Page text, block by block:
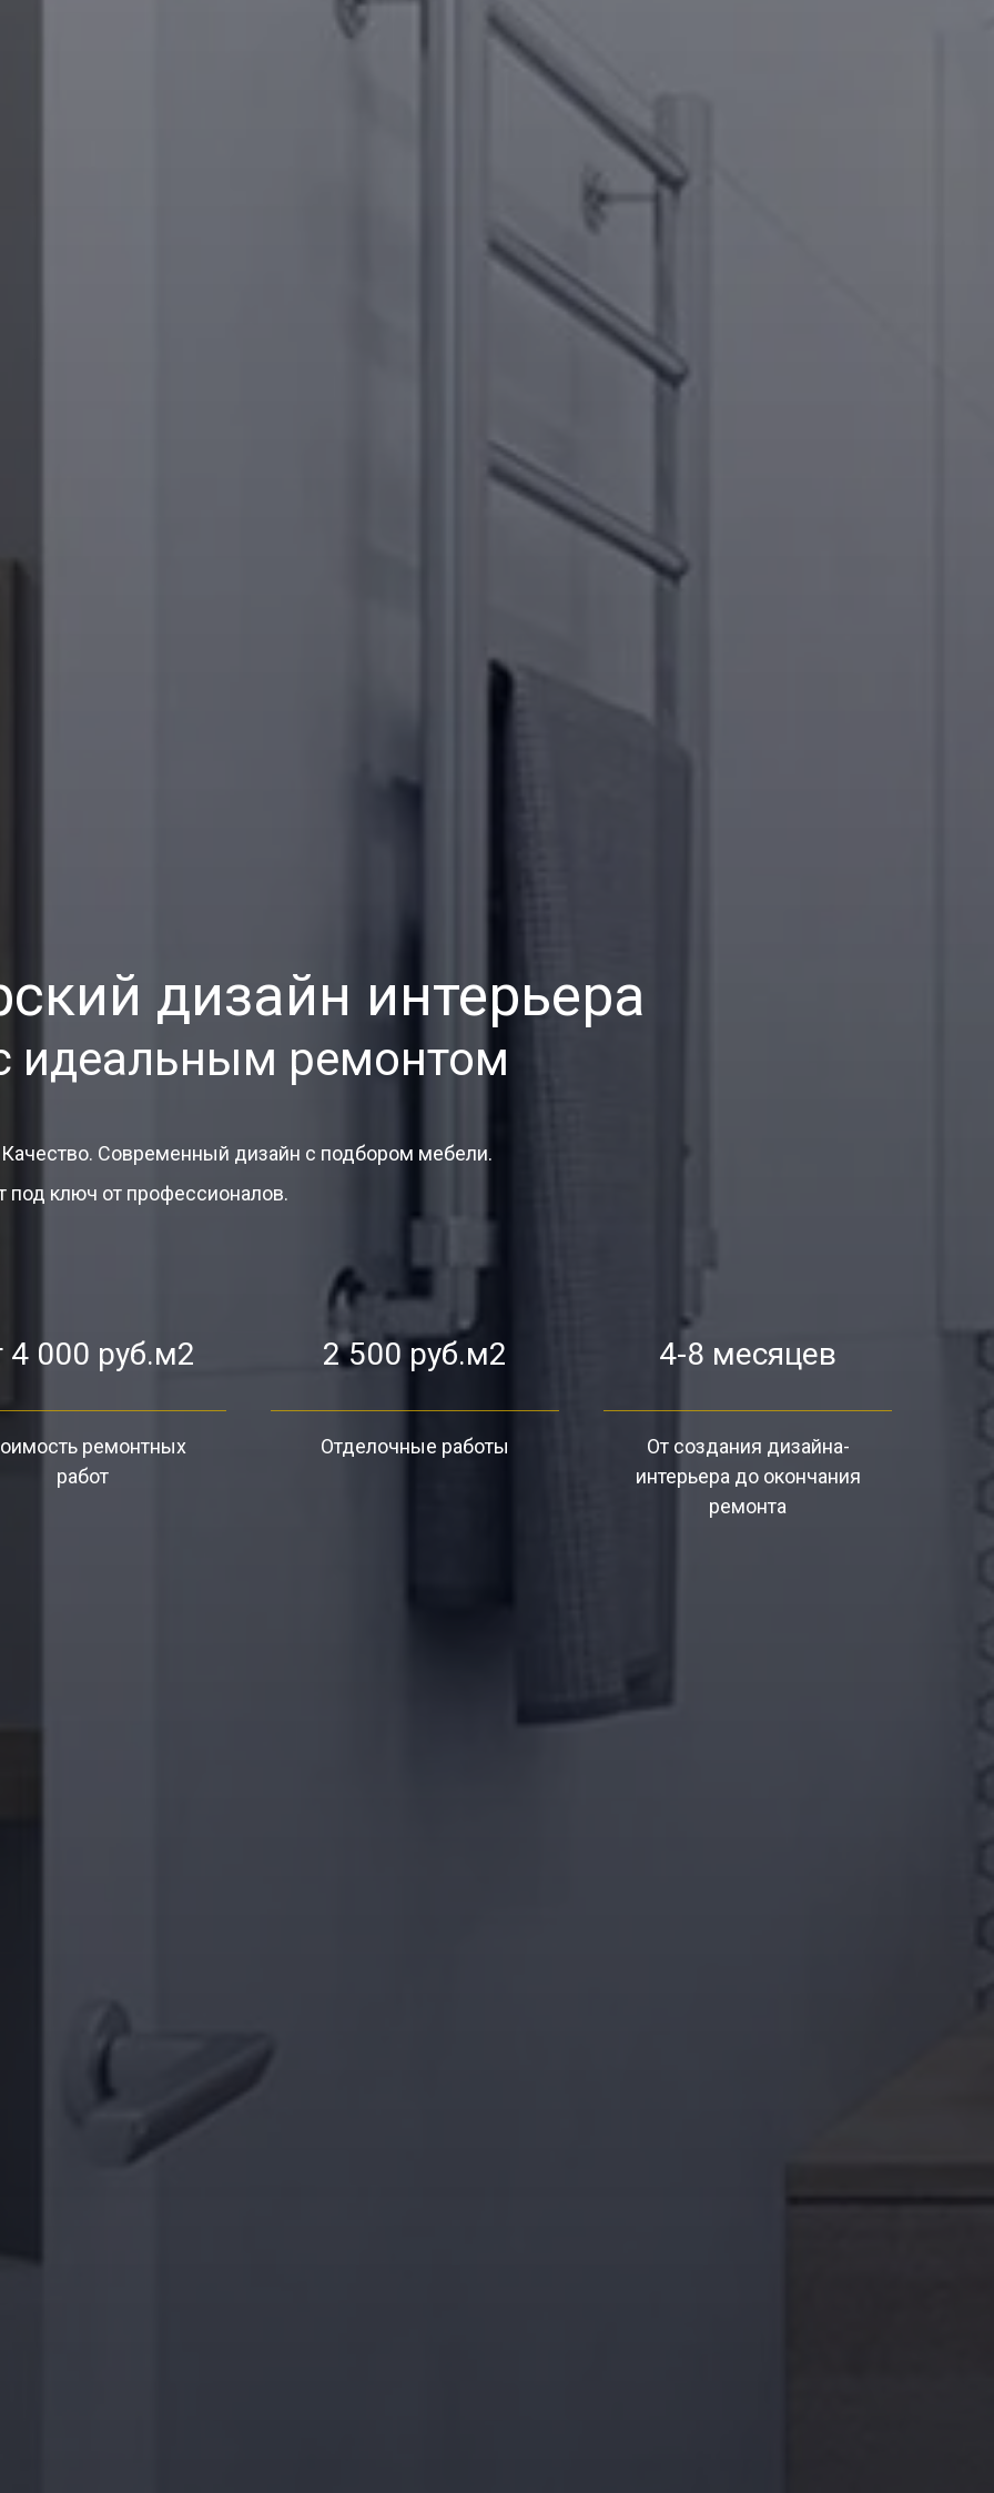
дизайн интерьера
идеальным ремонтом
Современный дизайн с подбором мебели.
под ключ от профессионалов.
4 000 руб.м2
ремонтных
работ
2 500 руб.м2
Отделочные работы
4-8 месяцев
От создания дизайна-
интерьера до окончания
ремонта